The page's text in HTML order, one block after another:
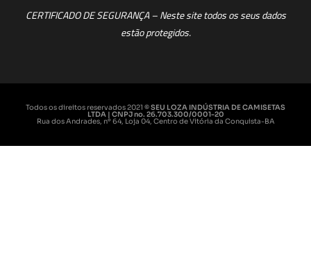
CERTIFICADO DE SEGURANÇA – Neste site todos os seus dados
estão protegidos.
Todos os direitos reservados 2021 © SEU LOZA INDÚSTRIA DE CAMISETAS
LTDA | CNPJ no. 26.703.300/0001-20
Rua dos Andrades, nº 64, Loja 04, Centro de Vitória da Conquista-BA